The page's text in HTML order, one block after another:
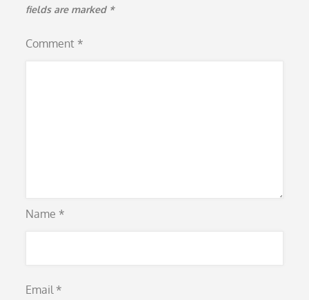
fields are marked *
Comment *
Name *
Email *